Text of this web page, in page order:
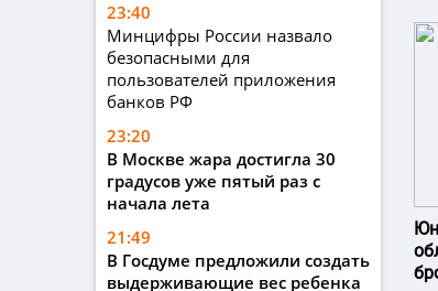
23:40
Минцифры России назвало
безопасными для
пользователей приложения
банков РФ
23:20
В Москве жара достигла 30
градусов уже пятый раз с
начала лета
21:49
В Госдуме предложили создать
выдерживающие вес ребенка